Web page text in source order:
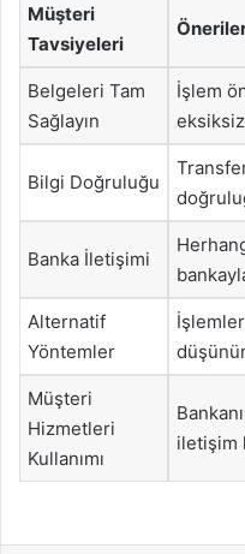
Müşteri
Tavsiyeleri
Belgeleri Tam
Sağlayın
İşlem
Bilgi Doğruluğu
Banka İletişimi
Alternatif
Yöntemler
Müşteri
Hizmetleri
Kullanımı
iletişim